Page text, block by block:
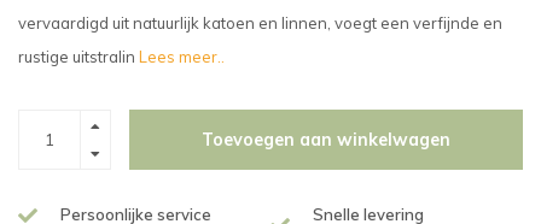
vervaardigd uit natuurlijk katoen en linnen, voegt een verfijnde en
rustige uitstralin Lees meer..
Toevoegen aan winkelwagen
Persoonlijke service Snelle levering